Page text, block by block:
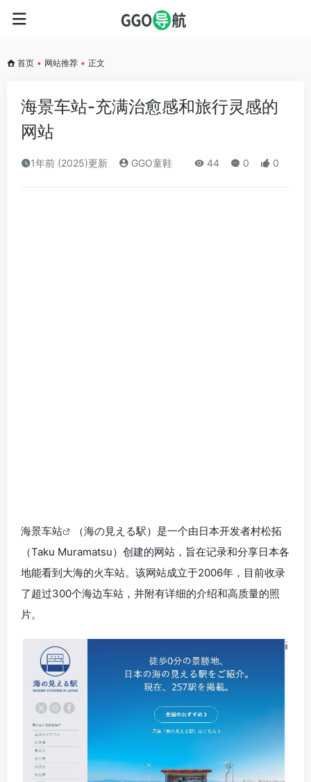
首页 • 网站推荐 • 正文
海景车站-充满治愈感和旅行灵感的
网站
1年前 (2025)更新 GGO童鞋 44 0 0
海景车站
（海の見える駅）是一个由日本开发者村松拓
（Taku Muramatsu）创建的网站，旨在记录和分享日本各
地能看到大海的火车站。该网站成立于2006年，目前收录
了超过300个海边车站，并附有详细的介绍和高质量的照
片。